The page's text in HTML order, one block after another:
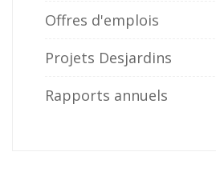
Offres d'emplois
Projets Desjardins
Rapports annuels